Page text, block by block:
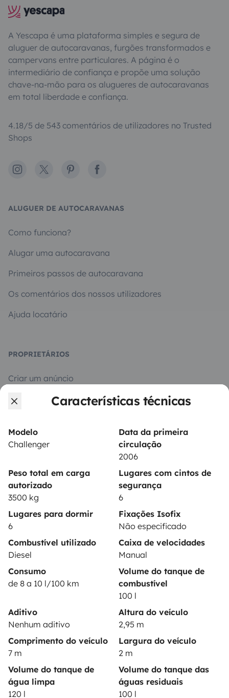
Características técnicas
Modelo
Challenger
Data da primeira
circulação
2006
Peso total em carga
autorizado
3500 kg
Lugares com cintos de
segurança
6
Lugares para dormir
6
Fixações Isofix
Não especificado
Combustível utilizado
Diesel
Caixa de velocidades
Manual
Consumo
de 8 a 10 l/100 km
Volume do tanque de
combustível
100 l
Aditivo
Nenhum aditivo
Altura do veículo
2,95 m
Comprimento do veículo
7 m
Largura do veículo
2 m
Volume do tanque de
água limpa
120 l
Volume do tanque das
águas residuais
100 l
A Yescapa é uma plataforma simples e segura de
aluguer de autocaravanas, furgões transformados e
campervans entre particulares. A página é o
intermediário de confiança e propõe uma solução
chave-na-mão para os alugueres de autocaravanas
em total liberdade e confiança.
4.18/5 de 543 comentários de utilizadores no Trusted
Shops
Instagram
X PinterestFacebook
ALUGUER DE AUTOCARAVANAS
Como funciona?
Alugar uma autocaravana
Primeiros passos de autocaravana
Os comentários dos nossos utilizadores
Ajuda locatário
PROPRIETÁRIOS
Criar um anúncio
Contrato de aluguer
Assistências de aluguer
Modos de pagamento seguros
Pagamento em prestações
Descarregar na
Disponível na
Google Play
© 2026 Yescapa
O blog Recrutamento
Confidencialidade
Cookies